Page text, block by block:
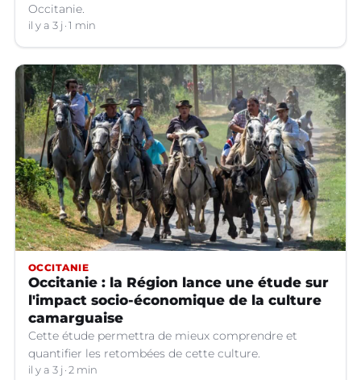
Occitanie.
il y a 3 j 1 min
OCCITANIE
Occitanie : la Région lance une étude sur
l'impact socio-économique de la culture
camarguaise
Cette étude permettra de mieux comprendre et
quantifier les retombées de cette culture.
il y a 3 j 2 min